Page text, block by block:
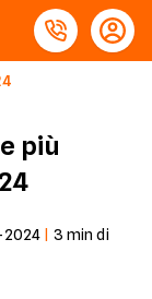
più
2024 3 min di